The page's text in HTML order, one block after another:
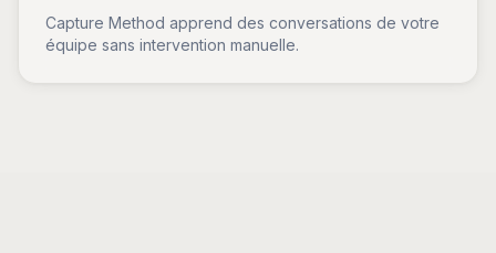
Capture Method apprend des conversations de votre
équipe sans intervention manuelle.